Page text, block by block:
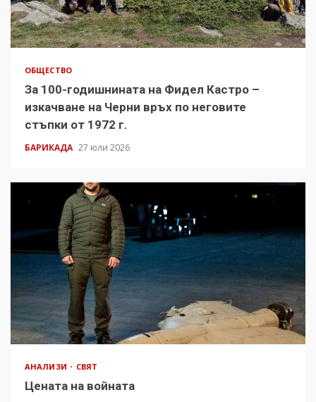
ОБЩЕСТВО
За 100-годишнината на Фидел Кастро –
изкачване на Черни връх по неговите
стъпки от 1972 г.
БАРИКАДА 27 юли 2026
АНАЛИЗИ СВЯТ
Цената на войната